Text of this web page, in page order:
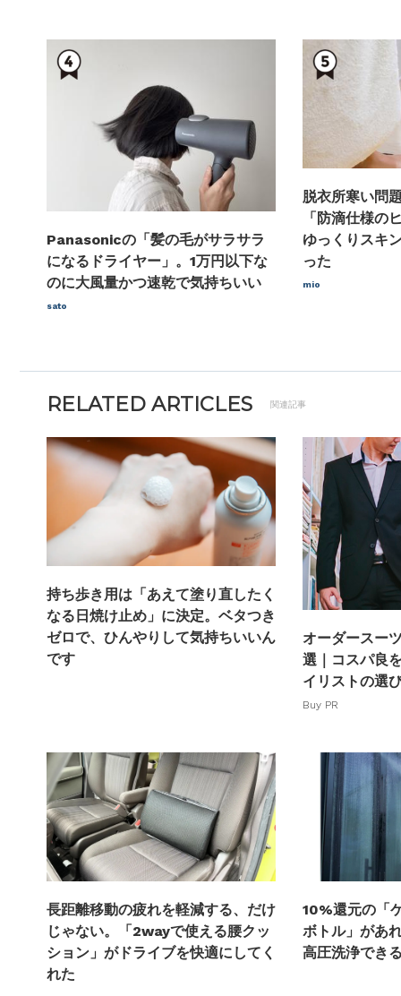
Panasonicの「髪の毛がサラサラ
になるドライヤー」。1万円以下な
のに大風量かつ速乾で気持ちいい
sato
脱衣所寒い問
「防滴仕様の
ゆっくりスキ
った
mio
RELATED ARTICLES 関連記事
持ち歩き用は「あえて塗り直したく
なる日焼け止め」に決定。ベタつき
ゼロで、ひんやりして気持ちいいん
です
オーダースー
選｜コスパ良
イリストの選
Buy PR
長距離移動の疲れを軽減する、だけ
じゃない。「2wayで使える腰クッ
ション」がドライブを快適にしてく
れた
10%還元の「
ボトル」があ
高圧洗浄でき